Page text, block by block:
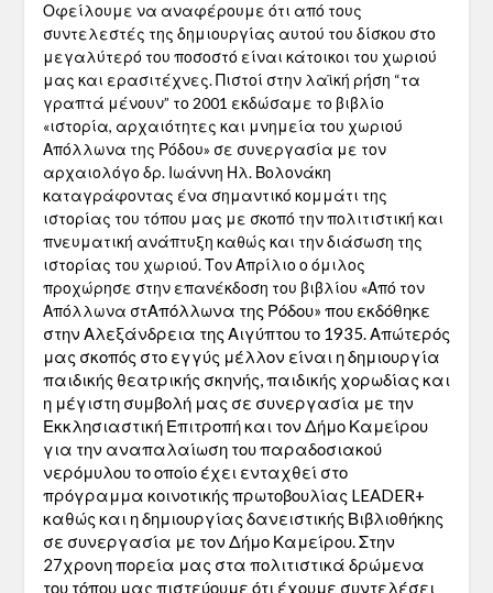
Οφείλουμε να αναφέρουμε ότι από τους
συντελεστές της δημιουργίας αυτού του δίσκου στο
μεγαλύτερό του ποσοστό είναι κάτοικοι του χωριού
μας και ερασιτέχνες. Πιστοί στην λαϊκή ρήση “τα
γραπτά μένουν” το 2001 εκδώσαμε το βιβλίο
«ιστορία, αρχαιότητες και μνημεία του χωριού
Απόλλωνα της Ρόδου» σε συνεργασία με τον
αρχαιολόγο δρ. Ιωάννη Ηλ. Βολονάκη
καταγράφοντας ένα σημαντικό κομμάτι της
ιστορίας του τόπου μας με σκοπό την πολιτιστική και
πνευματική ανάπτυξη καθώς και την διάσωση της
ιστορίας του χωριού. Τον Απρίλιο ο όμιλος
προχώρησε στην επανέκδοση του βιβλίου «Από τον
Απόλλωνα στΑπόλλωνα της Ρόδου» που εκδόθηκε
στην Αλεξάνδρεια της Αιγύπτου το 1935. Απώτερός
μας σκοπός στο εγγύς μέλλον είναι η δημιουργία
παιδικής θεατρικής σκηνής, παιδικής χορωδίας και
η μέγιστη συμβολή μας σε συνεργασία με την
Εκκλησιαστική Επιτροπή και τον Δήμο Καμείρου
για την αναπαλαίωση του παραδοσιακού
νερόμυλου το οποίο έχει ενταχθεί στο
πρόγραμμα κοινοτικής πρωτοβουλίας LEADER+
καθώς και η δημιουργίας δανειστικής Βιβλιοθήκης
σε συνεργασία με τον Δήμο Καμείρου. Στην
27χρονη πορεία μας στα πολιτιστικά δρώμενα
του τόπου μας πιστεύουμε ότι έχουμε συντελέσει